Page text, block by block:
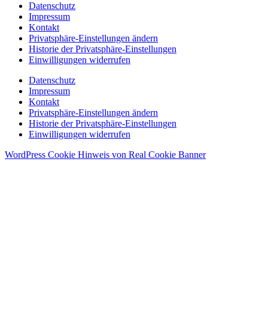
Datenschutz
Impressum
Kontakt
Privatsphäre-Einstellungen ändern
Historie der Privatsphäre-Einstellungen
Einwilligungen widerrufen
Datenschutz
Impressum
Kontakt
Privatsphäre-Einstellungen ändern
Historie der Privatsphäre-Einstellungen
Einwilligungen widerrufen
WordPress Cookie Hinweis von Real Cookie Banner